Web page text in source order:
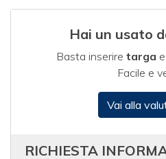
Hai un usato
Basta inserire targa e
Facile e
Vai alla
RICHIESTA